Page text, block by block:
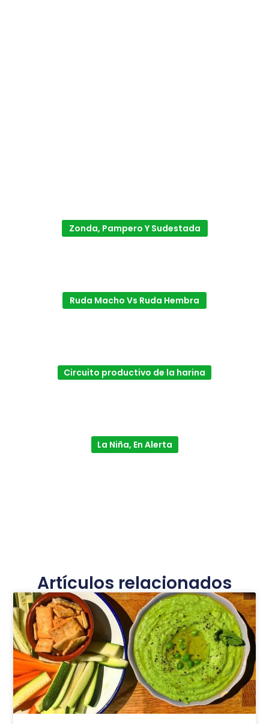
Zonda, Pampero Y Sudestada
Ruda Macho Vs Ruda Hembra
Circuito productivo de la harina
La Niña, En Alerta
Artículos relacionados